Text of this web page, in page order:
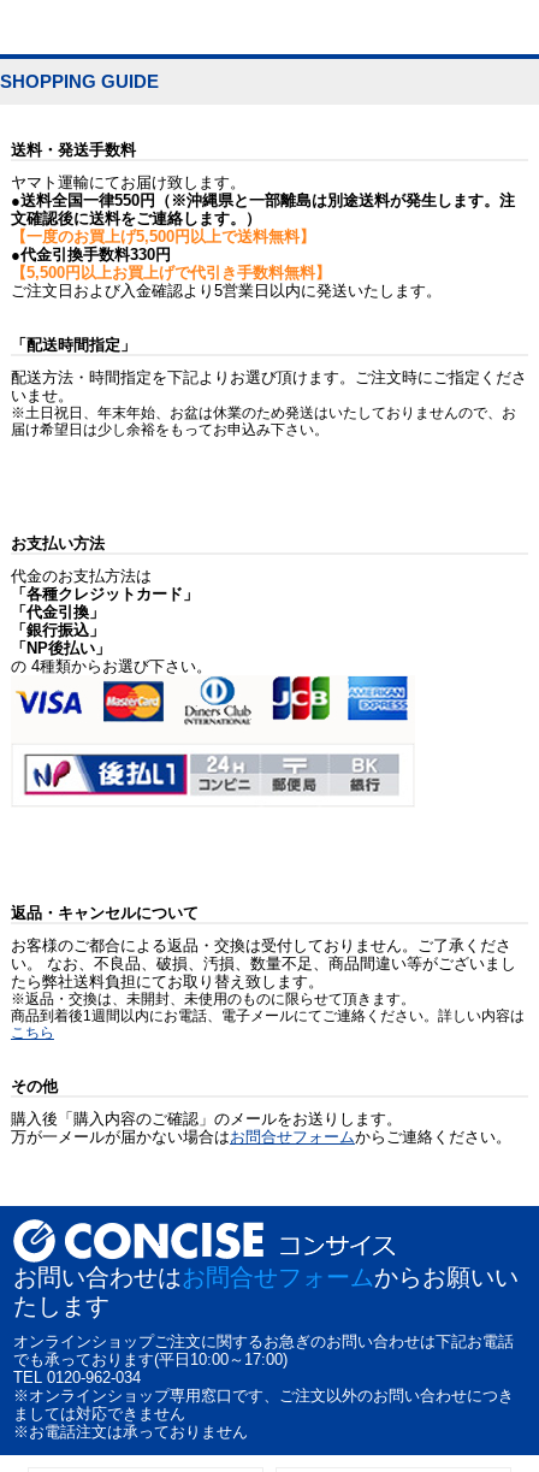
SHOPPING GUIDE
送料・発送手数料
ヤマト運輸にてお届け致します。
●送料全国一律550円（※沖縄県と一部離島は別途送料が発生します。注
文確認後に送料をご連絡します。）
【一度のお買上げ5,500円以上で送料無料】
●代金引換手数料330円
【5,500円以上お買上げで代引き手数料無料】
ご注文日および入金確認より5営業日以内に発送いたします。
「配送時間指定」
配送方法・時間指定を下記よりお選び頂けます。ご注文時にご指定くださ
いませ。
※土日祝日、年末年始、お盆は休業のため発送はいたしておりませんので、お
届け希望日は少し余裕をもってお申込み下さい。
お支払い方法
代金のお支払方法は
「各種クレジットカード」
「代金引換」
「銀行振込」
「NP後払い」
の 4種類からお選び下さい。
返品・キャンセルについて
お客様のご都合による返品・交換は受付しておりません。ご了承くださ
い。 なお、不良品、破損、汚損、数量不足、商品間違い等がございまし
たら弊社送料負担にてお取り替え致します。
※返品・交換は、未開封、未使用のものに限らせて頂きます。
商品到着後1週間以内にお電話、電子メールにてご連絡ください。詳しい内容は
こちら
その他
購入後「購入内容のご確認」のメールをお送りします。
万が一メールが届かない場合はお問合せフォームからご連絡ください。
お問い合わせはお問合せフォームからお願いい
たします
オンラインショップご注文に関するお急ぎのお問い合わせは下記お電話
でも承っております(平日10:00～17:00)
TEL 0120-962-034
※オンラインショップ専用窓口です、ご注文以外のお問い合わせにつき
ましては対応できません
※お電話注文は承っておりません